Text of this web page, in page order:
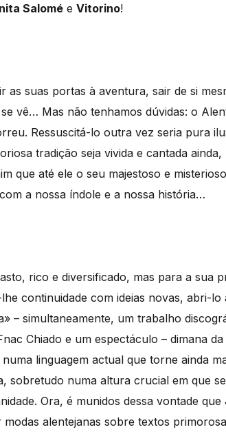
Salomé e Vitorino!
as suas portas à aventura, sair de si
vê… Mas não tenhamos dúvidas: o
Ressuscitá-lo outra vez seria pura
tradição seja vivida e cantada
que até ele o seu majestoso e
a nossa índole e a nossa história…
rico e diversificado, mas para a sua
continuidade com ideias novas, abri-lo
– simultaneamente, um trabalho
Chiado e um espectáculo – dimana
linguagem actual que torne ainda
sobretudo numa altura crucial em que
Ora, é munidos dessa vontade
alentejanas sobre textos